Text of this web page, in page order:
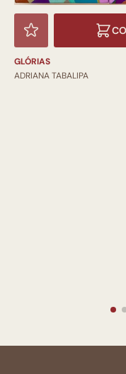
GLÓRIAS
ADRIANA TABALIPA